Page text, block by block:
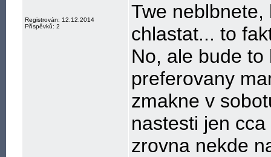
Registrován: 12.12.2014
Příspěvků: 2
Twe
chlastat... to
No, ale bude
preferovany
zmakne v
nastesti jen
zrovna nekde